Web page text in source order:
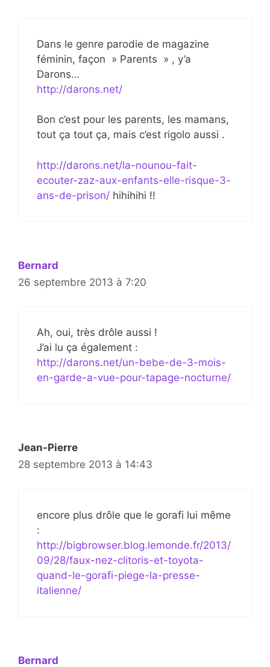
Dans le genre parodie de magazine
féminin, façon » Parents » , y’a
Darons…
http://darons.net/
Bon c’est pour les parents, les mamans,
tout ça tout ça, mais c’est rigolo aussi .
http://darons.net/la-nounou-fait-
ecouter-zaz-aux-enfants-elle-risque-3-
ans-de-prison/ hihihihi !!
Bernard
26 septembre 2013 à 7:20
Ah, oui, très drôle aussi !
J’ai lu ça également :
http://darons.net/un-bebe-de-3-mois-
en-garde-a-vue-pour-tapage-nocturne/
Jean-Pierre
28 septembre 2013 à 14:43
encore plus drôle que le gorafi lui même
:
http://bigbrowser.blog.lemonde.fr/2013/
09/28/faux-nez-clitoris-et-toyota-
quand-le-gorafi-piege-la-presse-
italienne/
Bernard